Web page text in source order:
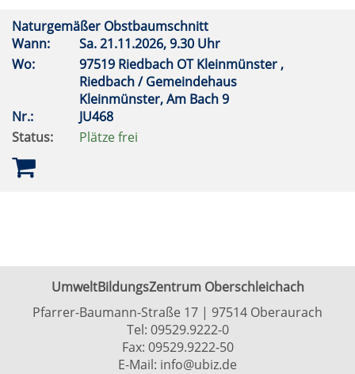
Naturgemäßer Obstbaumschnitt
Wann:
Sa.21.11.2026, 9.30 Uhr
Wo:
97519 Riedbach OT Kleinmünster ,
Riedbach / Gemeindehaus
Kleinmünster, Am Bach 9
Nr.:
JU468
Status:
Plätze frei
UmweltBildungsZentrum Oberschleichach
Pfarrer-Baumann-Straße 17 | 97514 Oberaurach
Tel: 09529.9222-0
Fax: 09529.9222-50
E-Mail: info@ubiz.de